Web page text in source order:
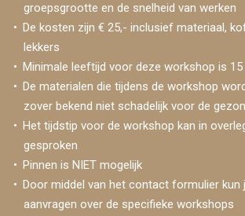
groepsgrootte en de snelheid van werken
De kosten zijn € 25,- inclusief materiaal,
lekkers
Minimale leeftijd voor deze workshop is 15
De materialen die tijdens de workshop
zover bekend niet schadelijk voor de
Het tijdstip voor de workshop kan in
gesproken
Pinnen is NIET mogelijk
Door middel van het contact formulier kun
aanvragen over de specifieke workshops